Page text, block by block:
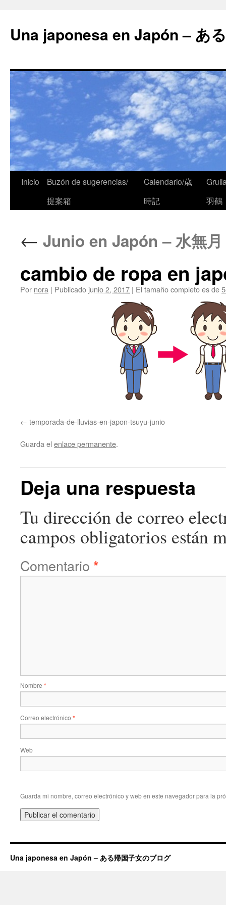
Una japonesa en Japón – あ
Inicio
Buzón de sugerencias/
提案箱
Calendario/歳
時記
羽鶴
← Junio en Japón – 水無
cambio de ropa en
Por nora | Publicado junio 2, 2017 | El tamaño completo es de
temporada-de-lluvias-en-japon-tsuyu-junio
Guarda el enlace permanente.
Deja una respuesta
Tu dirección de correo
campos obligatorios están
Comentario *
Nombre *
Correo electrónico *
Web
Guarda mi nombre, correo electrónico y web en este navegador para la
Una japonesa en Japón – ある帰国子女のブログ